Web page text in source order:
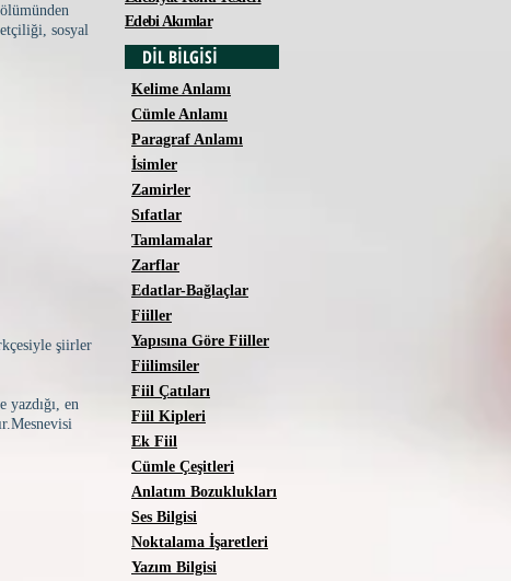
sosyal
şiirler
en
Edebi Akımlar
DİL BİLGİSİ
Kelime Anlamı
Cümle Anlamı
Paragraf Anlamı
İsimler
Zamirler
Sıfatlar
Tamlamalar
Zarflar
Edatlar-Bağlaçlar
Fiiller
Yapısına Göre Fiiller
Fiilimsiler
Fiil Çatıları
Fiil Kipleri
Ek Fiil
Cümle Çeşitleri
Anlatım Bozuklukları
Ses Bilgisi
Noktalama İşaretleri
Yazım Bilgisi